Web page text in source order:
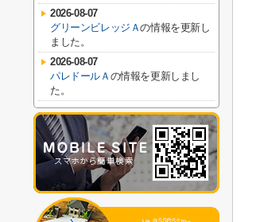
2026-08-07
グリーンビレッジＡの情報を更新し
ました。
2026-08-07
パレドールＡ の情報を更新しまし
た。